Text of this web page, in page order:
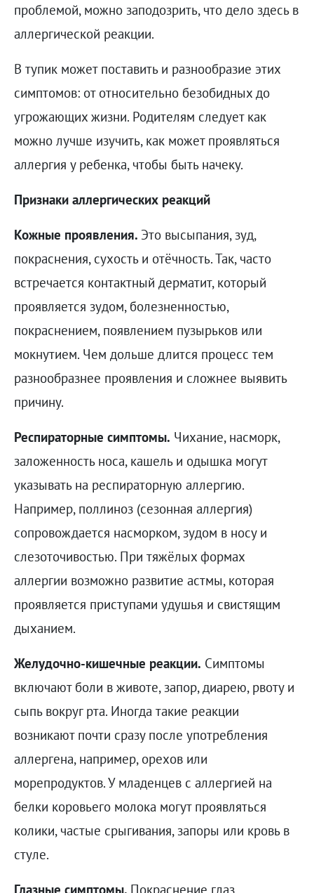
проблемой, можно заподозрить, что дело здесь в
аллергической реакции.
В тупик может поставить и разнообразие этих
симптомов: от относительно безобидных до
угрожающих жизни. Родителям следует как
можно лучше изучить, как может проявляться
аллергия у ребенка, чтобы быть начеку.
Признаки аллергических реакций
Кожные проявления. Это высыпания, зуд,
покраснения, сухость и отёчность. Так, часто
встречается контактный дерматит, который
проявляется зудом, болезненностью,
покраснением, появлением пузырьков или
мокнутием. Чем дольше длится процесс тем
разнообразнее проявления и сложнее выявить
причину.
Респираторные симптомы. Чихание, насморк,
заложенность носа, кашель и одышка могут
указывать на респираторную аллергию.
Например, поллиноз (сезонная аллергия)
сопровождается насморком, зудом в носу и
слезоточивостью. При тяжёлых формах
аллергии возможно развитие астмы, которая
проявляется приступами удушья и свистящим
дыханием.
Желудочно-кишечные реакции. Симптомы
включают боли в животе, запор, диарею, рвоту и
сыпь вокруг рта. Иногда такие реакции
возникают почти сразу после употребления
аллергена, например, орехов или
морепродуктов. У младенцев с аллергией на
белки коровьего молока могут проявляться
колики, частые срыгивания, запоры или кровь в
стуле.